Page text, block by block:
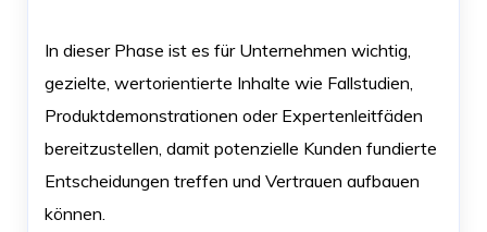
In dieser Phase ist es für Unternehmen wichtig,
gezielte, wertorientierte Inhalte wie Fallstudien,
Produktdemonstrationen oder Expertenleitfäden
bereitzustellen, damit potenzielle Kunden fundierte
Entscheidungen treffen und Vertrauen aufbauen
können.